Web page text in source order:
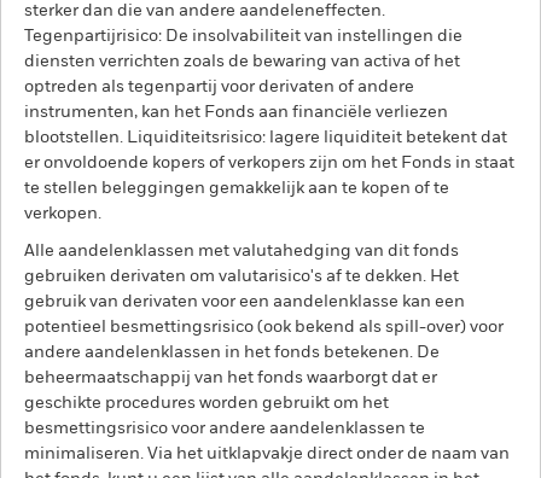
sterker dan die van andere aandeleneffecten.
Tegenpartijrisico: De insolvabiliteit van instellingen die
diensten verrichten zoals de bewaring van activa of het
optreden als tegenpartij voor derivaten of andere
instrumenten, kan het Fonds aan financiële verliezen
blootstellen. Liquiditeitsrisico: lagere liquiditeit betekent dat
er onvoldoende kopers of verkopers zijn om het Fonds in staat
te stellen beleggingen gemakkelijk aan te kopen of te
verkopen.
Alle aandelenklassen met valutahedging van dit fonds
gebruiken derivaten om valutarisico's af te dekken. Het
gebruik van derivaten voor een aandelenklasse kan een
potentieel besmettingsrisico (ook bekend als spill-over) voor
andere aandelenklassen in het fonds betekenen. De
beheermaatschappij van het fonds waarborgt dat er
geschikte procedures worden gebruikt om het
besmettingsrisico voor andere aandelenklassen te
minimaliseren. Via het uitklapvakje direct onder de naam van